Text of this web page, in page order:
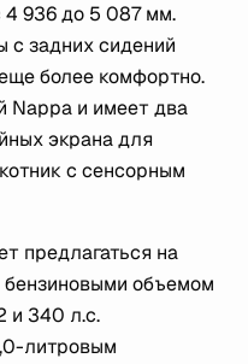
936 до 5 087 мм.
с задних сидений
более комфортно.
Nappa и имеет два
экрана для
с сенсорным
предлагаться на
бензиновыми объемом
и 340 л.с.
литровым